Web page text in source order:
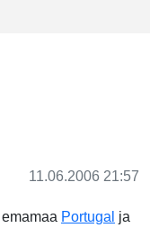
11.06.2006 21:57
Portugal ja